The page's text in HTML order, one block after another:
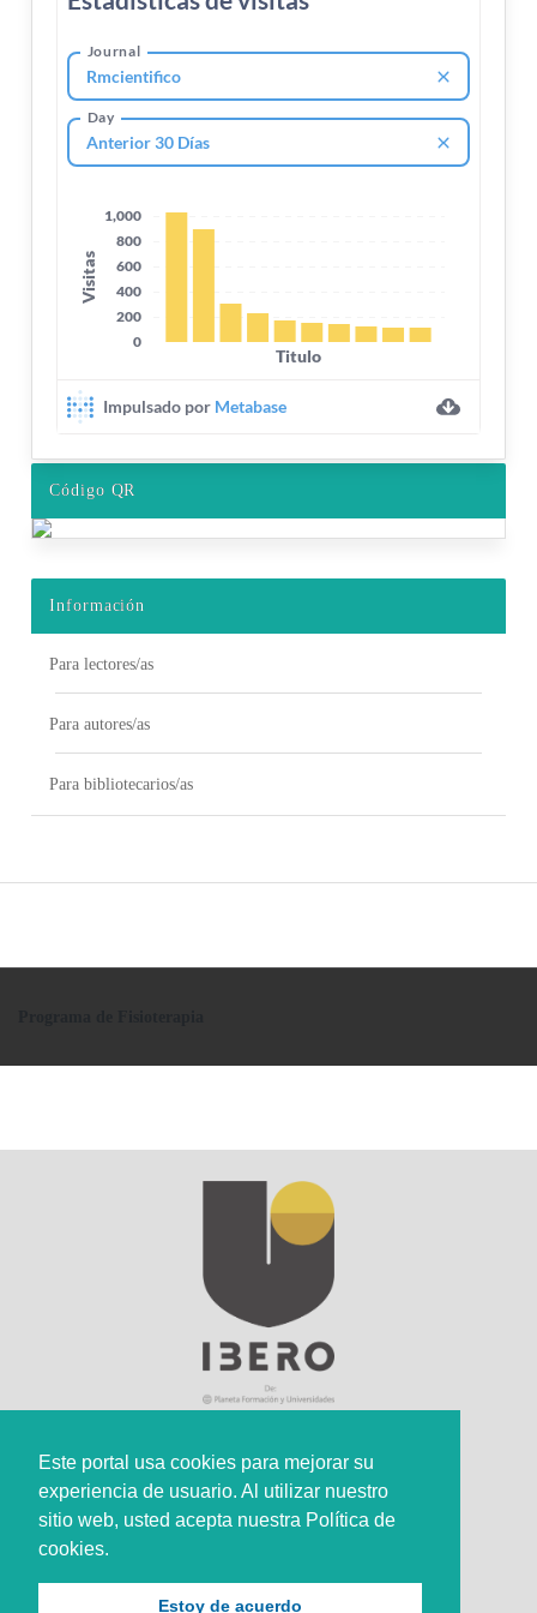
Este portal usa cookies para mejorar su
experiencia de usuario. Al utilizar nuestro
sitio web, usted acepta nuestra Política de
cookies.
Estoy de acuerdo
Código QR
Información
Para lectores/as
Para autores/as
Para bibliotecarios/as
Sede Principal
Calle 67 #5-27; Bogotá, Colombia.